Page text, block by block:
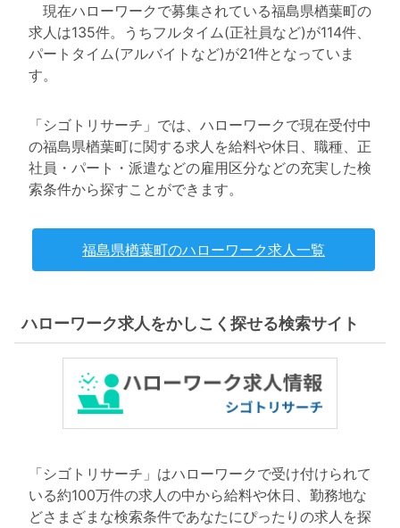
現在ハローワークで募集されている福島県楢葉町の
求人は135件。うちフルタイム(正社員など)が114件、
パートタイム(アルバイトなど)が21件となっていま
す。
「シゴトリサーチ」では、ハローワークで現在受付中
の福島県楢葉町に関する求人を給料や休日、職種、正
社員・パート・派遣などの雇用区分などの充実した検
索条件から探すことができます。
福島県楢葉町のハローワーク求人一覧
ハローワーク求人をかしこく探せる検索サイト
「シゴトリサーチ」はハローワークで受け付けられて
いる約100万件の求人の中から給料や休日、勤務地な
どさまざまな検索条件であなたにぴったりの求人を探